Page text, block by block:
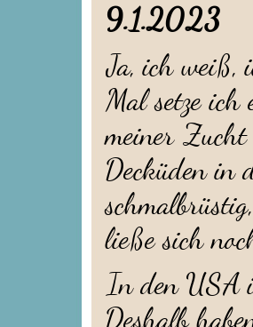
Ja, ich weiß,
Mal setze
meiner
Decküden in
ließe sich
In den USA
Deshalb